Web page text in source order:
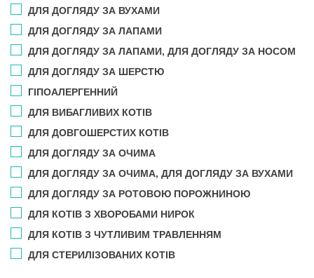
ДЛЯ ДОГЛЯДУ ЗА ВУХАМИ
ДЛЯ ДОГЛЯДУ ЗА ЛАПАМИ
ДЛЯ ДОГЛЯДУ ЗА ЛАПАМИ, ДЛЯ ДОГЛЯДУ ЗА НОСОМ
ДЛЯ ДОГЛЯДУ ЗА ШЕРСТЮ
ГІПОАЛЕРГЕННИЙ
ДЛЯ ВИБАГЛИВИХ КОТІВ
ДЛЯ ДОВГОШЕРСТИХ КОТІВ
ДЛЯ ДОГЛЯДУ ЗА ОЧИМА
ДЛЯ ДОГЛЯДУ ЗА ОЧИМА, ДЛЯ ДОГЛЯДУ ЗА ВУХАМИ
ДЛЯ ДОГЛЯДУ ЗА РОТОВОЮ ПОРОЖНИНОЮ
ДЛЯ КОТІВ З ХВОРОБАМИ НИРОК
ДЛЯ КОТІВ З ЧУТЛИВИМ ТРАВЛЕННЯМ
ДЛЯ СТЕРИЛІЗОВАНИХ КОТІВ